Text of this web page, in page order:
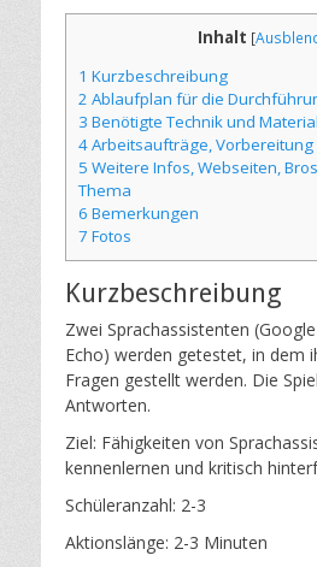
Inhalt [
1 Kurzbeschreibung
2 Ablaufplan für die
3 Benötigte Technik und
4Arbeitsaufträge, Vorbereitung
5 Weitere Infos, Webseiten,
Thema
6 Bemerkungen
7 Fotos
Kurzbeschreibung
Zwei Sprachassistenten
Echo) werden getestet, in dem
Fragen gestellt werden. Die
Antworten.
Ziel: Fähigkeiten von
kennenlernen und kritisch
Schüleranzahl: 2-3
Aktionslänge: 2-3 Minuten